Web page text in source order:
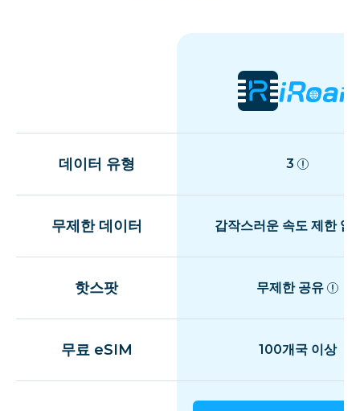
데이터 유형 3
무제한 데이터 갑작스러운 속도 제한 없
핫스팟 무제한 공유
무료 eSIM 100개국 이상